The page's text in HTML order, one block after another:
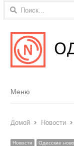
Найти:
Menu
Меню
Домой Новости
Новости Одесские